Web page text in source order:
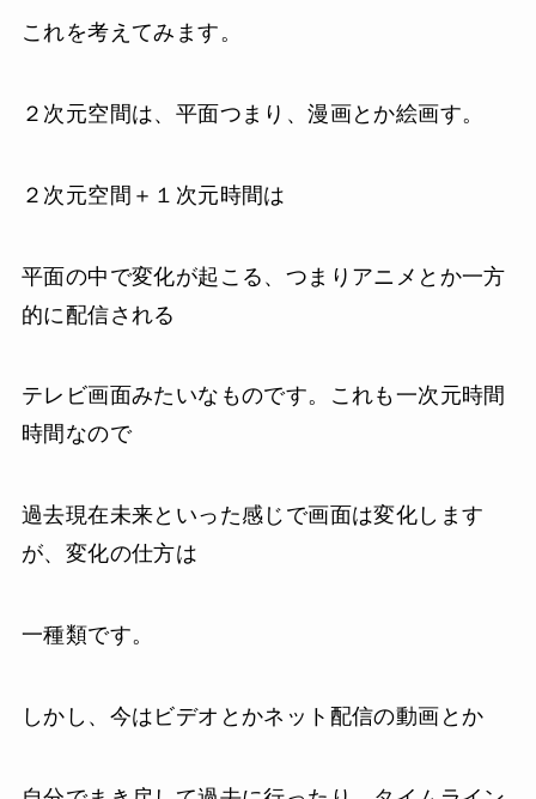
これを考えてみます。
２次元空間は、平面つまり、漫画とか絵画す。
２次元空間＋１次元時間は
平面の中で変化が起こる、つまりアニメとか一方
的に配信される
テレビ画面みたいなものです。これも一次元時間
時間なので
過去現在未来といった感じで画面は変化します
が、変化の仕方は
一種類です。
しかし、今はビデオとかネット配信の動画とか